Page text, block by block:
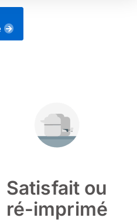
Satisfait ou
ré-imprimé